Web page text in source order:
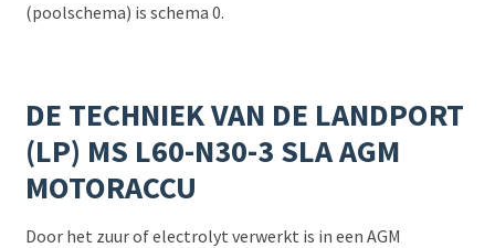
(poolschema) is schema 0.
DE TECHNIEK VAN DE LANDPORT
(LP) MS L60-N30-3 SLA AGM
MOTORACCU
Door het zuur of electrolyt verwerkt is in een AGM